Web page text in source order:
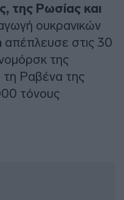
της Ρωσίας και
ουκρανικών
απέπλευσε στις 30
της
τη Ραβένα της
τόνους